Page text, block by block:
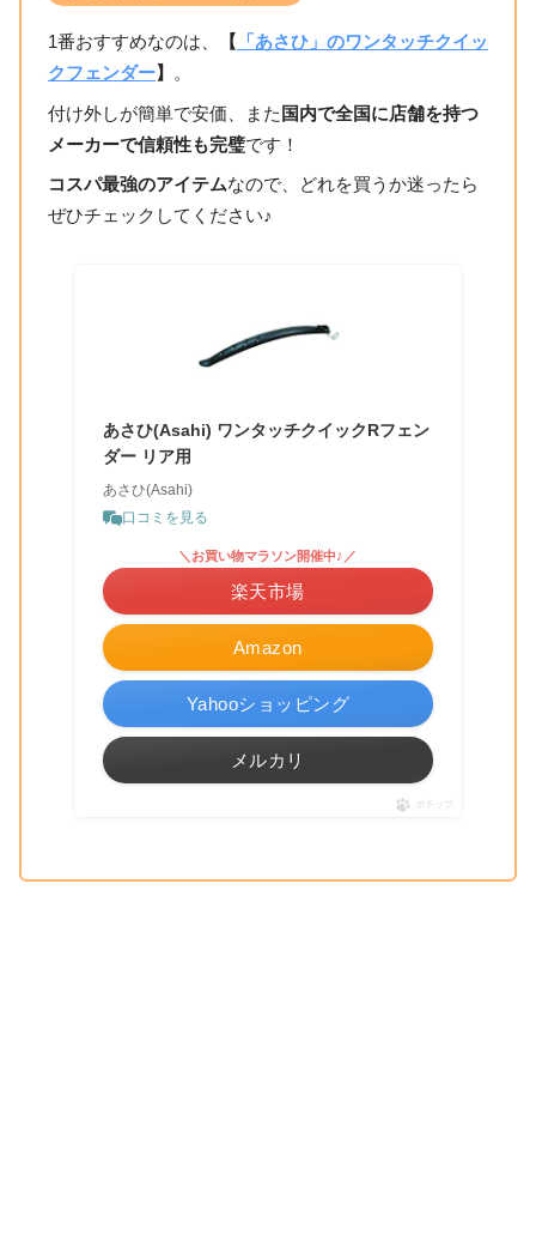
1番おすすめなのは、 【
「あさひ」のワンタッチクイッ
クフェンダー】 。
付け外しが簡単で安価、また 国内で全国に店舗を持つ
メーカーで信頼性も完璧です！
コスパ最強のアイテムなので、どれを買うか迷ったら
ぜひチェックしてください♪
あさひ(Asahi) ワンタッチクイックRフェン
ダー リア用
あさひ(Asahi)
口コミを見る
Amazon
＼お買い物マラソン開催中♪／
楽天市場
Yahooショッピング
メルカリ
ポチップ